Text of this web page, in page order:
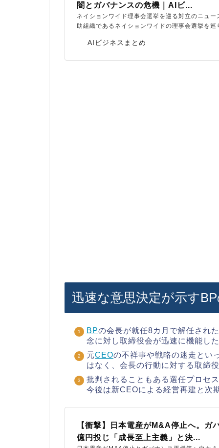
AIビジネスまとめ
闇とガバナンスの危機｜AIビ...
ネイションワイド理事会選挙を巡る対立のニュ
助組織であるネイションワイドの理事会選挙を巡
迅速な意思決定が示す
BPの会長が就任8カ月で解任され
念に対し取締役会が迅速に機能し
元CEOの不祥事や戦略の迷走とい
はなく、会長の行動に対する取締
批判されることもある選任プロセ
今後は新CEOによる経営再建と次
【衝撃】日本電産がM&A停止へ。ガ
億円投じ「成長至上主義」と決...